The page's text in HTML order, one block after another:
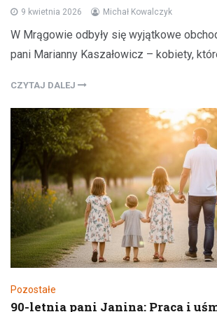
9 kwietnia 2026 Michał Kowalczyk
W Mrągowie odbyły się wyjątkowe
pani Marianny Kaszałowicz – kobiety,
CZYTAJ DALEJ
Pozostałe
90-letnia pani Janina: Praca i